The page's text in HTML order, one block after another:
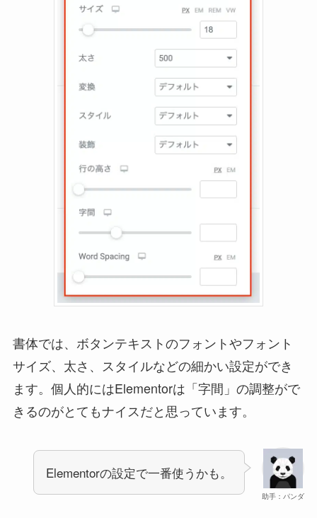
書体では、ボタンテキストのフォントやフォント
サイズ、太さ、スタイルなどの細かい設定ができ
ます。個人的にはElementorは「字間」の調整がで
きるのがとてもナイスだと思っています。
助手：パンダ
Elementorの設定で一番使うかも。